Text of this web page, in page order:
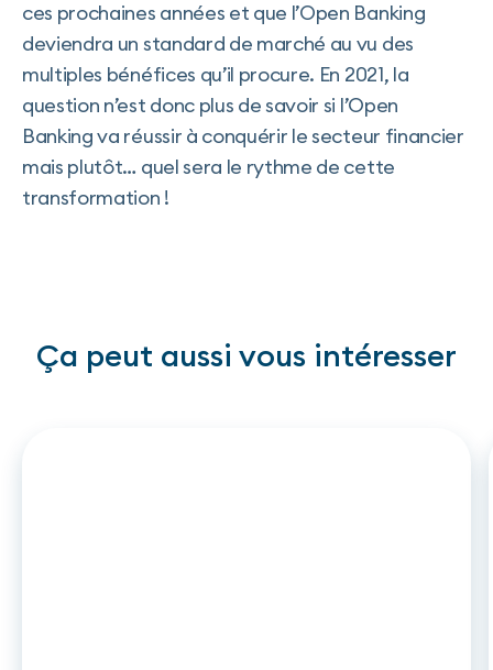
ces prochaines années et que l’Open Banking
deviendra un standard de marché au vu des
multiples bénéfices qu’il procure. En 2021, la
question n’est donc plus de savoir si l’Open
Banking va réussir à conquérir le secteur financier
mais plutôt… quel sera le rythme de cette
transformation !
Ça peut aussi vous intéresser